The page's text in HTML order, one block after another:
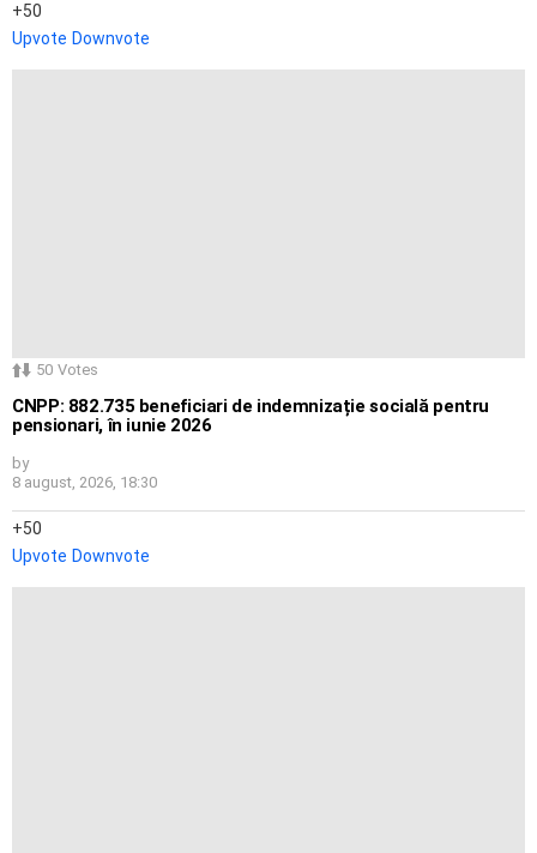
50
Upvote Downvote
50 Votes
CNPP: 882.735 beneficiari de indemnizație socială pentru
pensionari, în iunie 2026
by
8 august, 2026, 18:30
50
Upvote Downvote